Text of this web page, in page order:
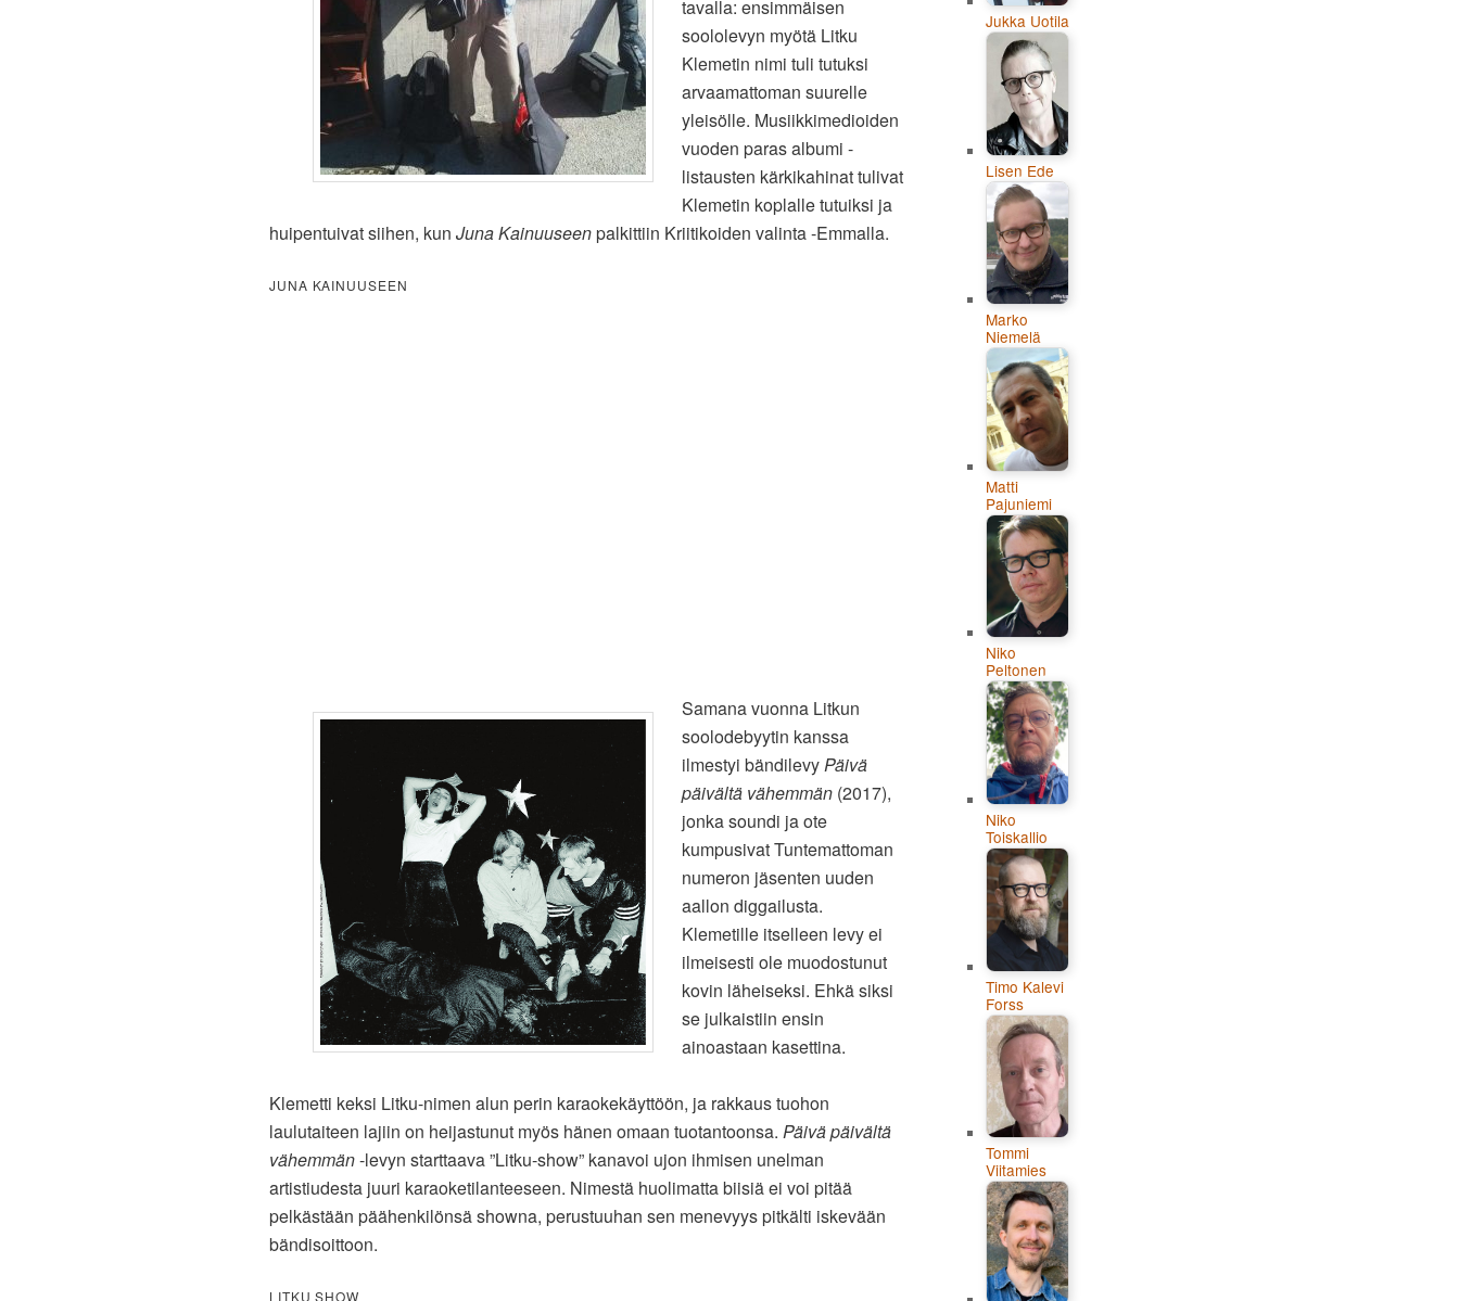
tavalla: ensimmäisen
soololevyn myötä Litku
Klemetin nimi tuli tutuksi
arvaamattoman suurelle
yleisölle. Musiikkimedioiden
vuoden paras albumi -
listausten kärkikahinat tulivat
Klemetin koplalle tutuiksi ja
huipentuivat siihen, kun Juna Kainuuseenpalkittiin Kriitikoiden valinta -Emmalla.
JUNA KAINUUSEEN
Samana vuonna Litkun
soolodebyytin kanssa
ilmestyi bändilevyPäivä
päivältä vähemmän (2017),
jonka soundi ja ote
kumpusivat Tuntemattoman
numeron jäsenten uuden
aallon diggailusta.
Klemetille itselleen levy ei
ilmeisesti ole muodostunut
kovin läheiseksi. Ehkä siksi
se julkaistiin ensin
ainoastaan kasettina.
Klemetti keksi Litku-nimen alun perin karaokekäyttöön, ja rakkaus tuohon
laulutaiteen lajiin on heijastunut myös hänen omaan tuotantoonsa. Päivä päivältä
vähemmän-levyn starttaava ”Litku-show” kanavoi ujon ihmisen unelman
artistiudesta juuri karaoketilanteeseen. Nimestä huolimatta biisiä ei voi pitää
pelkästään päähenkilönsä showna, perustuuhan sen menevyys pitkälti iskevään
bändisoittoon.
LITKU SHOW
Jukka Uotila
Lisen Ede
Marko
Niemelä
Matti
Pajuniemi
Niko
Peltonen
Niko
Toiskallio
Timo Kalevi
Forss
Tommi
Viitamies